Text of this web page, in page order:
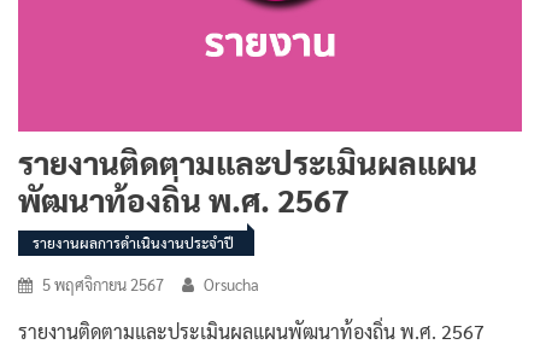
รายงานติดตามและประเมินผลแผน
พัฒนาท้องถิ่น พ.ศ. 2567
รายงานผลการดำเนินงานประจำปี
5 พฤศจิกายน 2567 Orsucha
รายงานติดตามและประเมินผลแผนพัฒนาท้องถิ่น พ.ศ. 2567